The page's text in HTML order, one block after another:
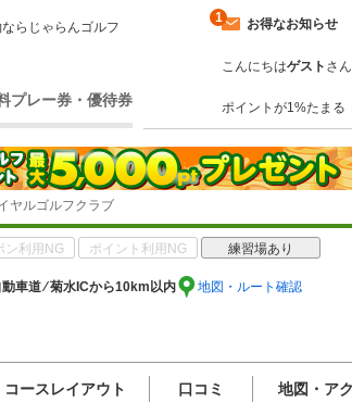
らじゃらんゴルフ
プレー券・優待券
お得なお知らせ
1
こんにちはゲスト さん
ポイントが1%たまる
ヤルゴルフクラブ
ン利用NG ポイント利用NG 練習場あり
車道 ⁄ 菊水ICから10km以内 地図・ルート確認
コースレイアウト 口コミ 地図・ア